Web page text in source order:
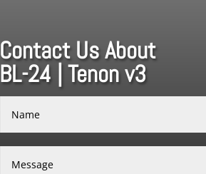
Contact Us About
BL-24 | Tenon v3